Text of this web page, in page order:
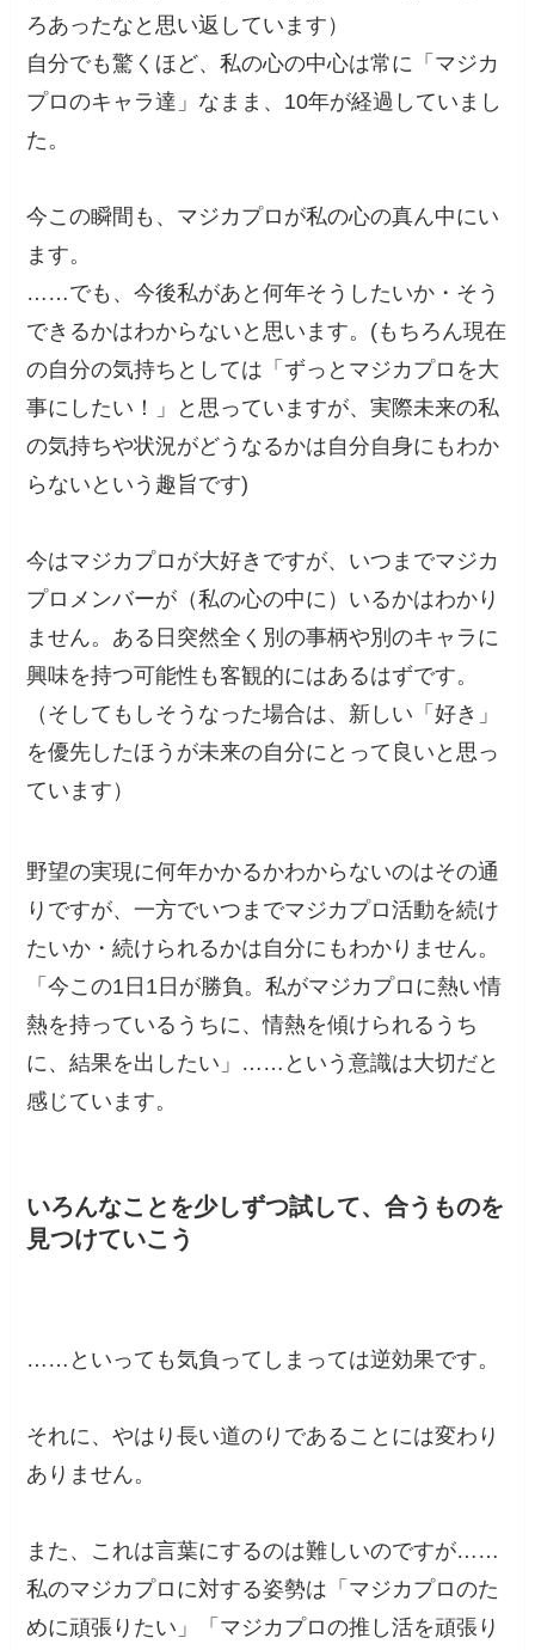
ろあったなと思い返しています）
自分でも驚くほど、私の心の中心は常に「マジカ
プロのキャラ達」なまま、10年が経過していまし
た。
今この瞬間も、マジカプロが私の心の真ん中にい
ます。
……でも、今後私があと何年そうしたいか・そう
できるかはわからないと思います。(もちろん現在
の自分の気持ちとしては「ずっとマジカプロを大
事にしたい！」と思っていますが、実際未来の私
の気持ちや状況がどうなるかは自分自身にもわか
らないという趣旨です)
今はマジカプロが大好きですが、いつまでマジカ
プロメンバーが（私の心の中に）いるかはわかり
ません。ある日突然全く別の事柄や別のキャラに
興味を持つ可能性も客観的にはあるはずです。
（そしてもしそうなった場合は、新しい「好き」
を優先したほうが未来の自分にとって良いと思っ
ています）
野望の実現に何年かかるかわからないのはその通
りですが、一方でいつまでマジカプロ活動を続け
たいか・続けられるかは自分にもわかりません。
「今この1日1日が勝負。私がマジカプロに熱い情
熱を持っているうちに、情熱を傾けられるうち
に、結果を出したい」……という意識は大切だと
感じています。
いろんなことを少しずつ試して、合うものを
見つけていこう
……といっても気負ってしまっては逆効果です。
それに、やはり長い道のりであることには変わり
ありません。
また、これは言葉にするのは難しいのですが……
私のマジカプロに対する姿勢は「マジカプロのた
めに頑張りたい」「マジカプロの推し活を頑張り